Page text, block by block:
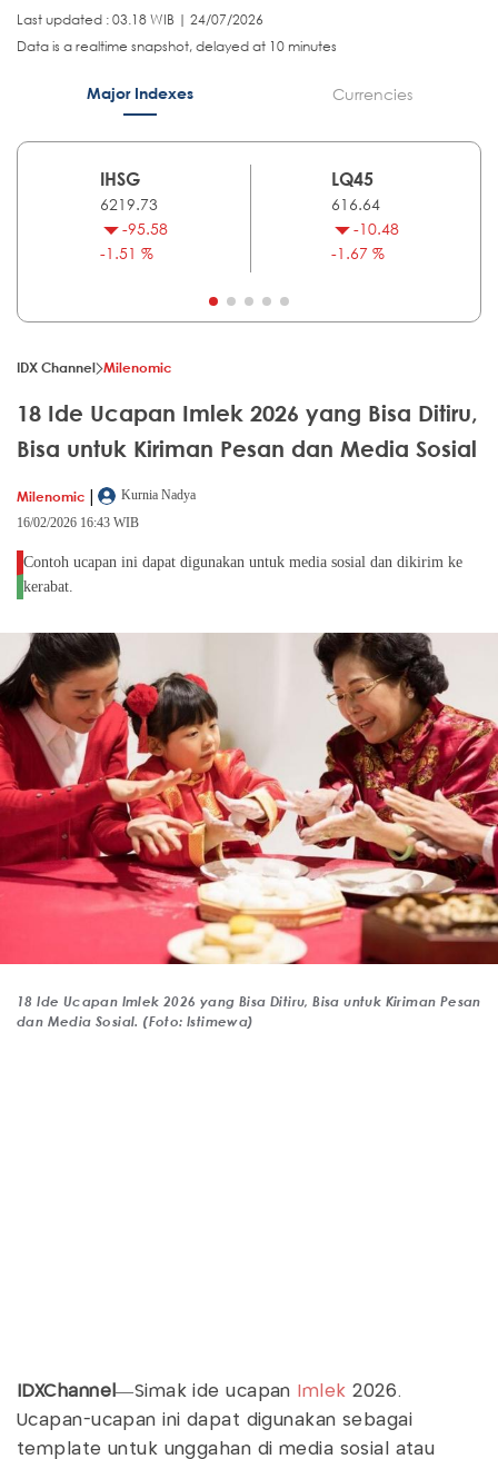
Last updated : 03.18 WIB | 24/07/2026
Data is a realtime snapshot, delayed at 10 minutes
Major Indexes Currencies
IHSG
6219.73
-95.58
-1.51 %
LQ45
616.64
-10.48
-1.67 %
IDX Channel Milenomic
18 Ide Ucapan Imlek 2026 yang Bisa Ditiru,
Bisa untuk Kiriman Pesan dan Media Sosial
Milenomic |
Kurnia Nadya
16/02/2026 16:43 WIB
Contoh ucapan ini dapat digunakan untuk media sosial dan dikirim ke
kerabat.
18 Ide Ucapan Imlek 2026 yang Bisa Ditiru, Bisa untuk Kiriman Pesan
dan Media Sosial. (Foto: Istimewa)
IDXChannel—Simak ide ucapan Imlek 2026.
Ucapan-ucapan ini dapat digunakan sebagai
template untuk unggahan di media sosial atau